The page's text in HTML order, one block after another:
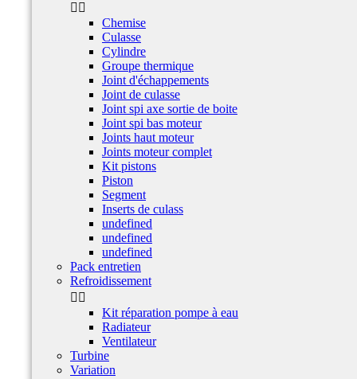
 
Chemise
Culasse
Cylindre
Groupe thermique
Joint d'échappements
Joint de culasse
Joint spi axe sortie de boite
Joint spi bas moteur
Joints haut moteur
Joints moteur complet
Kit pistons
Piston
Segment
Inserts de culass
undefined
undefined
undefined
Pack entretien
Refroidissement
 
Kit réparation pompe à eau
Radiateur
Ventilateur
Turbine
Variation